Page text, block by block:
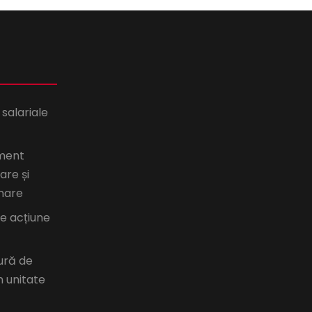
și
acțiune
de
unitate